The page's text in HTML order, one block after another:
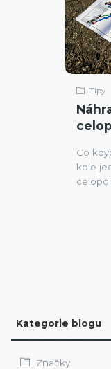
Kategorie blogu
Značky
Tipy
Co
kole